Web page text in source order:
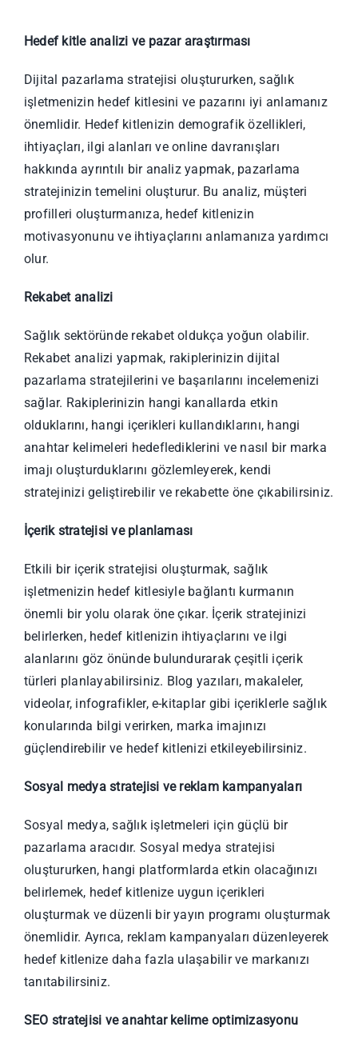
Hedef kitle analizi ve pazar araştırması
Dijital pazarlama stratejisi oluştururken, sağlık
işletmenizin hedef kitlesini ve pazarını iyi anlamanız
önemlidir. Hedef kitlenizin demografik özellikleri,
ihtiyaçları, ilgi alanları ve online davranışları
hakkında ayrıntılı bir analiz yapmak, pazarlama
stratejinizin temelini oluşturur. Bu analiz, müşteri
profilleri oluşturmanıza, hedef kitlenizin
motivasyonunu ve ihtiyaçlarını anlamanıza yardımcı
olur.
Rekabet analizi
Sağlık sektöründe rekabet oldukça yoğun olabilir.
Rekabet analizi yapmak, rakiplerinizin dijital
pazarlama stratejilerini ve başarılarını incelemenizi
sağlar. Rakiplerinizin hangi kanallarda etkin
olduklarını, hangi içerikleri kullandıklarını, hangi
anahtar kelimeleri hedeflediklerini ve nasıl bir marka
imajı oluşturduklarını gözlemleyerek, kendi
stratejinizi geliştirebilir ve rekabette öne çıkabilirsiniz.
İçerik stratejisi ve planlaması
Etkili bir içerik stratejisi oluşturmak, sağlık
işletmenizin hedef kitlesiyle bağlantı kurmanın
önemli bir yolu olarak öne çıkar. İçerik stratejinizi
belirlerken, hedef kitlenizin ihtiyaçlarını ve ilgi
alanlarını göz önünde bulundurarak çeşitli içerik
türleri planlayabilirsiniz. Blog yazıları, makaleler,
videolar, infografikler, e-kitaplar gibi içeriklerle sağlık
konularında bilgi verirken, marka imajınızı
güçlendirebilir ve hedef kitlenizi etkileyebilirsiniz.
Sosyal medya stratejisi ve reklam kampanyaları
Sosyal medya, sağlık işletmeleri için güçlü bir
pazarlama aracıdır. Sosyal medya stratejisi
oluştururken, hangi platformlarda etkin olacağınızı
belirlemek, hedef kitlenize uygun içerikleri
oluşturmak ve düzenli bir yayın programı oluşturmak
önemlidir. Ayrıca, reklam kampanyaları düzenleyerek
hedef kitlenize daha fazla ulaşabilir ve markanızı
tanıtabilirsiniz.
SEO stratejisi ve anahtar kelime optimizasyonu